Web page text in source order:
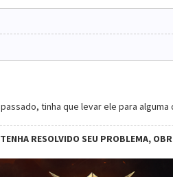
tinha que levar ele para alguma
RESOLVIDO SEU PROBLEMA,